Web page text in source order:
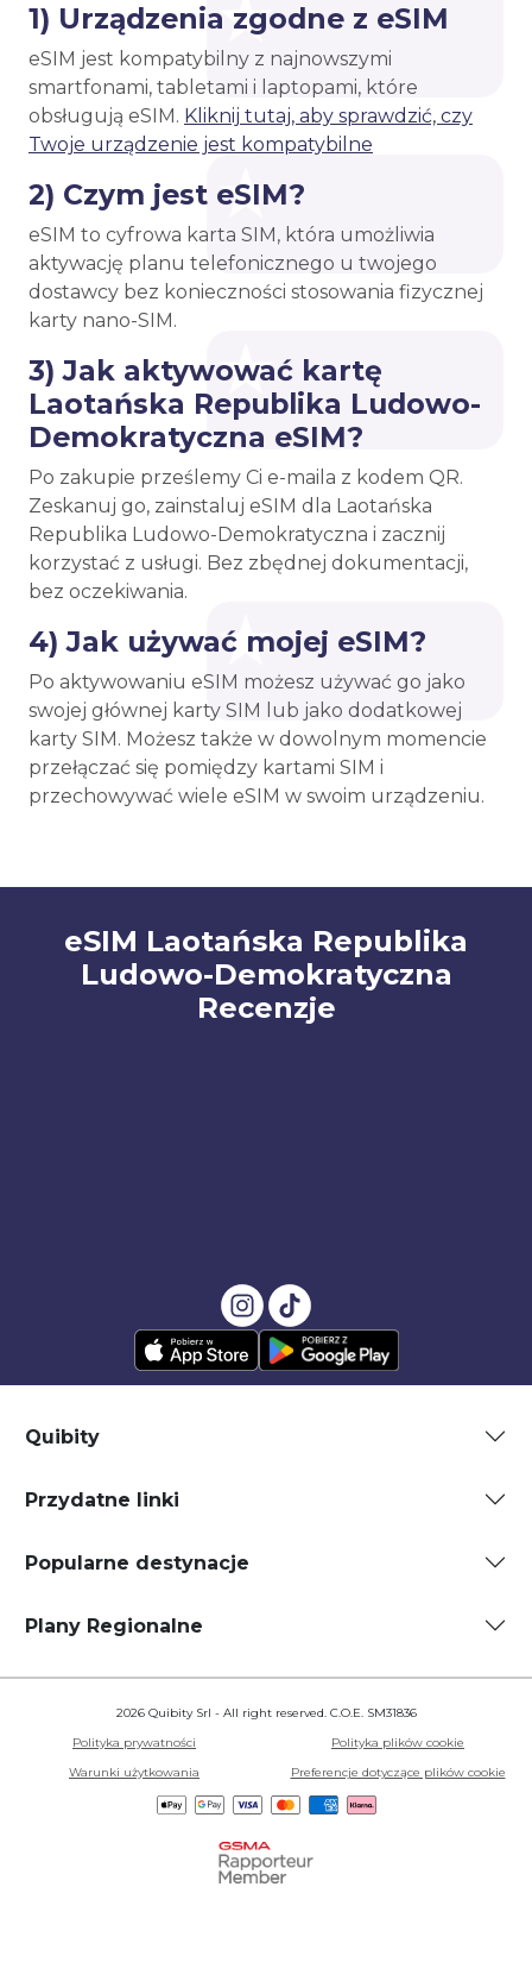
1) Urządzenia zgodne z eSIM
eSIM jest kompatybilny z najnowszymi
smartfonami, tabletami i laptopami, które
obsługują eSIM. Kliknij tutaj, aby sprawdzić, czy
Twoje urządzenie jest kompatybilne
2) Czym jest eSIM?
eSIM to cyfrowa karta SIM, która umożliwia
aktywację planu telefonicznego u twojego
dostawcy bez konieczności stosowania fizycznej
karty nano-SIM.
3) Jak aktywować kartę
Laotańska Republika Ludowo-
Demokratyczna eSIM?
Po zakupie prześlemy Ci e-maila z kodem QR.
Zeskanuj go, zainstaluj eSIM dla Laotańska
Republika Ludowo-Demokratyczna i zacznij
korzystać z usługi. Bez zbędnej dokumentacji,
bez oczekiwania.
4) Jak używać mojej eSIM?
Po aktywowaniu eSIM możesz używać go jako
swojej głównej karty SIM lub jako dodatkowej
karty SIM. Możesz także w dowolnym momencie
przełączać się pomiędzy kartami SIM i
przechowywać wiele eSIM w swoim urządzeniu.
eSIM Laotańska Republika
Ludowo-Demokratyczna
Recenzje
Quibity
Przydatne linki
Popularne destynacje
Plany Regionalne
2026 Quibity Srl - All right reserved. C.O.E. SM31836
Polityka prywatności
Polityka plików cookie
Warunki użytkowania
Preferencje dotyczące plików cookie